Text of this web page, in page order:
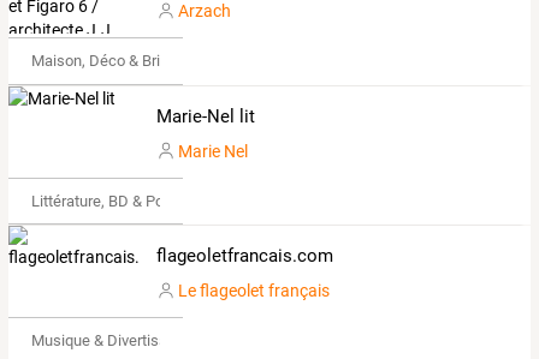
Arzach
Maison, Déco & Bricolage
Marie-Nel lit
Marie Nel
Littérature, BD & Poésie
flageoletfrancais.com
Le flageolet français
Musique & Divertissements